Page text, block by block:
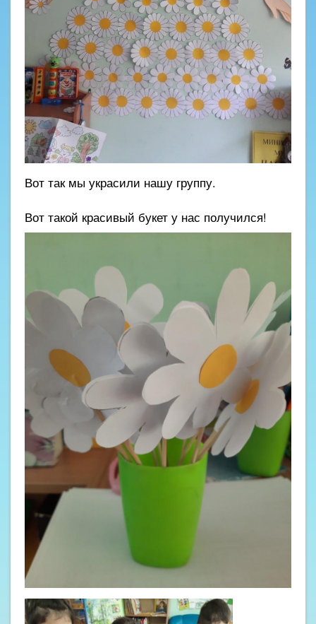
Вот так мы украсили нашу группу.
Вот такой красивый букет у нас получился!